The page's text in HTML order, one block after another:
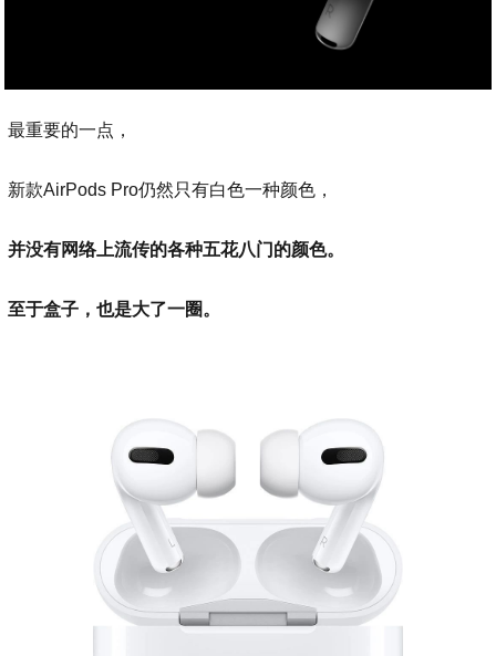
最重要的一点，
新款AirPods Pro仍然只有白色一种颜色，
并没有网络上流传的各种五花八门的颜色。
至于盒子，也是大了一圈。